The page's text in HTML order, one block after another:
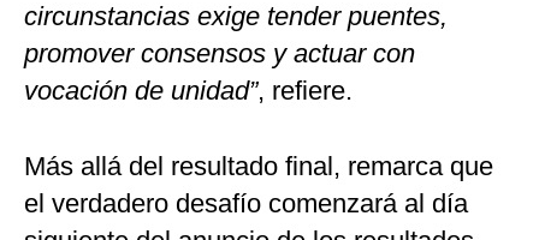
circunstancias exige tender puentes,
promover consensos y actuar con
vocación de unidad”, refiere.
Más allá del resultado final, remarca que
el verdadero desafío comenzará al día